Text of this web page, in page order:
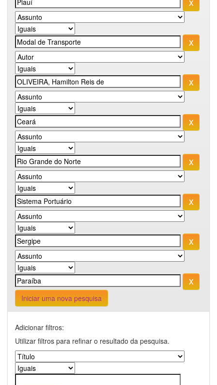
Iniciar uma nova pesquisa
Adicionar filtros:
Utilizar filtros para refinar o resultado da pesquisa.